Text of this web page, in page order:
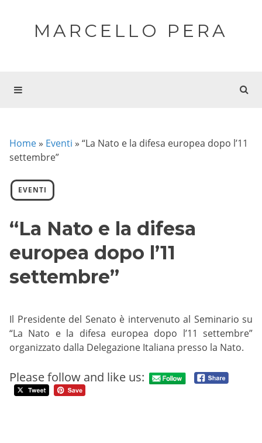
MARCELLO PERA
Home » Eventi » “La Nato e la difesa europea dopo l’11
settembre”
EVENTI
“La Nato e la difesa
europea dopo l’11
settembre”
Il Presidente del Senato è intervenuto al Seminario su
“La Nato e la difesa europea dopo l’11 settembre”
organizzato dalla Delegazione Italiana presso la Nato.
Please follow and like us: